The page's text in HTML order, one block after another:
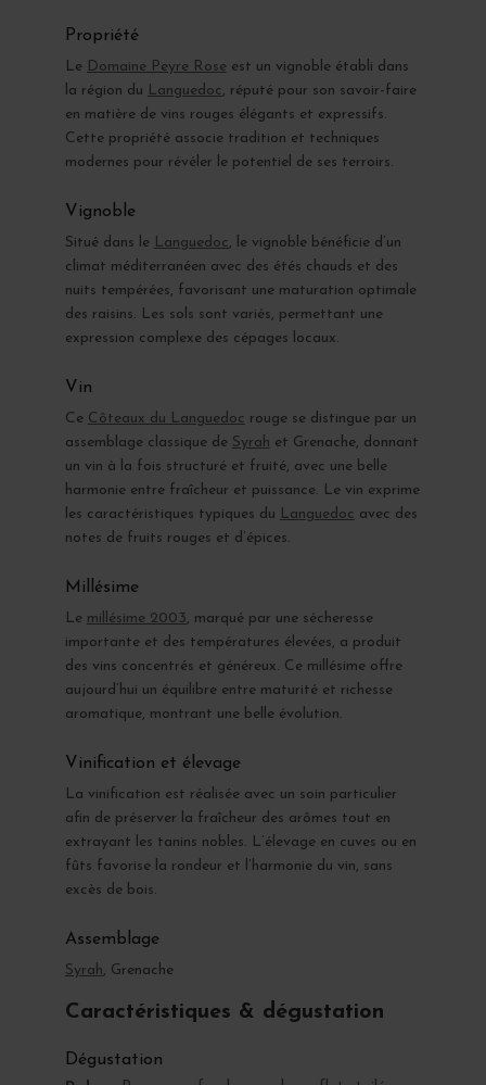
Propriété
Le Domaine Peyre Rose est un vignoble établi dans
la région du Languedoc , réputé pour son savoir-faire
en matière de vins rouges élégants et expressifs.
Cette propriété associe tradition et techniques
modernes pour révéler le potentiel de ses terroirs.
Vignoble
Situé dans le Languedoc , le vignoble bénéficie d’un
climat méditerranéen avec des étés chauds et des
nuits tempérées, favorisant une maturation optimale
des raisins. Les sols sont variés, permettant une
expression complexe des cépages locaux.
Vin
Ce Côteaux du Languedoc rouge se distingue par un
assemblage classique de Syrah et Grenache, donnant
un vin à la fois structuré et fruité, avec une belle
harmonie entre fraîcheur et puissance. Le vin exprime
les caractéristiques typiques du Languedoc avec des
notes de fruits rouges et d’épices.
Millésime
Le millésime 2003, marqué par une sécheresse
importante et des températures élevées, a produit
des vins concentrés et généreux. Ce millésime offre
aujourd’hui un équilibre entre maturité et richesse
aromatique, montrant une belle évolution.
Vinification et élevage
La vinification est réalisée avec un soin particulier
afin de préserver la fraîcheur des arômes tout en
extrayant les tanins nobles. L’élevage en cuves ou en
fûts favorise la rondeur et l’harmonie du vin, sans
excès de bois.
Assemblage
Syrah, Grenache
Caractéristiques & dégustation
Dégustation